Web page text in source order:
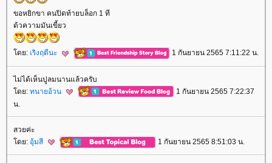
ขอหยิกขา คนปิดท้ายบล็อก 1 ที
ด้วความมันเขี้ยว
ดย: เริงฤดีนะ 1 กันยายน 2565 7:11:22 น.
ไม่ได้เห็นปูลมนานแล้วครับ
ดย: ทนายอ้วน
1 กันยายน 2565 7:22:37
น.
สวยค่ะ
ดย: อุ้มสี 1 กันยายน 2565 8:51:03 น.